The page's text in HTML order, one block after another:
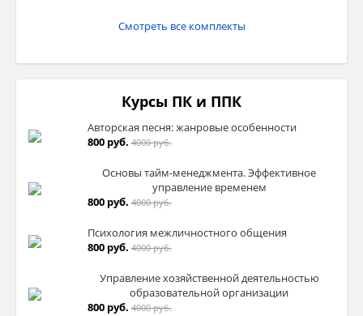
Смотреть все комплекты
Курсы ПК и ППК
Авторская песня: жанровые особенности
800 руб. 4000 руб.
Основы тайм-менеджмента. Эффективное
управление временем
800 руб. 4000 руб.
Психология межличностного общения
800 руб. 4000 руб.
Управление хозяйственной деятельностью
образовательной организации
800 руб. 4000 руб.